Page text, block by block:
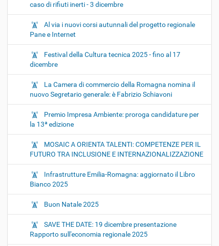
caso di rifiuti inerti - 3 dicembre
Al via i nuovi corsi autunnali del progetto regionale
Pane e Internet
Festival della Cultura tecnica 2025 - fino al 17
dicembre
La Camera di commercio della Romagna nomina il
nuovo Segretario generale: è Fabrizio Schiavoni
Premio Impresa Ambiente: proroga candidature per
la 13ª edizione
MOSAIC A ORIENTA TALENTI: COMPETENZE PER IL
FUTURO TRA INCLUSIONE E INTERNAZIONALIZZAZIONE
Infrastrutture Emilia-Romagna: aggiornato il Libro
Bianco 2025
Buon Natale 2025
SAVE THE DATE: 19 dicembre presentazione
Rapporto sull'economia regionale 2025